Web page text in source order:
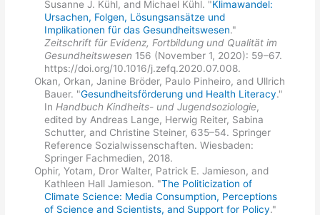
Susanne J. Kühl, and Michael Kühl. "Klimawandel:
Ursachen, Folgen, Lösungsansätze und
Implikationen für das Gesundheitswesen."
Zeitschrift für Evidenz, Fortbildung und Qualität im
Gesundheitswesen 156 (November 1, 2020): 59–67.
https://doi.org/10.1016/j.zefq.2020.07.008.
Okan, Orkan, Janine Bröder, Paulo Pinheiro, and Ullrich
Bauer. "Gesundheitsförderung und Health Literacy."
In Handbuch Kindheits- und Jugendsoziologie,
edited by Andreas Lange, Herwig Reiter, Sabina
Schutter, and Christine Steiner, 635–54. Springer
Reference Sozialwissenschaften. Wiesbaden:
Springer Fachmedien, 2018.
Ophir, Yotam, Dror Walter, Patrick E. Jamieson, and
Kathleen Hall Jamieson. "The Politicization of
Climate Science: Media Consumption, Perceptions
of Science and Scientists, and Support for Policy."